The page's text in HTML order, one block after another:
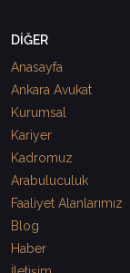
DİĞER
Anasayfa
Ankara Avukat
Kurumsal
Kariyer
Kadromuz
Arabuluculuk
Faaliyet Alanlarımız
Blog
Haber